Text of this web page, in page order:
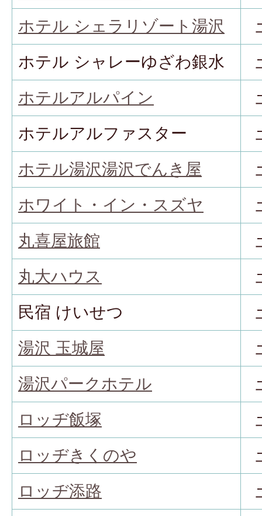
ホテル シェラリゾート湯沢
ホテル シャレーゆざわ銀水
ホテルアルパイン
ホテルアルファスター
ホテル湯沢湯沢でんき屋
ホワイト・イン・スズヤ
丸喜屋旅館
丸大ハウス
民宿 けいせつ
湯沢 玉城屋
湯沢パークホテル
ロッヂ飯塚
ロッヂきくのや
ロッヂ添路